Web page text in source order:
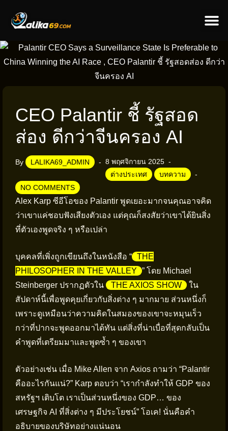
CEO Palantir ชี้ รัฐสอด
ส่อง ดีกว่าจีนครอง AI
By LALIKA69_ADMIN
8 พฤศจิกายน 2025
ต่างประเทศ
บทความ
NO COMMENTS
Alex Karp ซีอีโอของ Palantir พูดเยอะมากจนคุณอาจคิด
ว่าเขาแค่ชอบฟังเสียงตัวเอง แต่คุณก็สงสัยว่าเขาได้ยินสิ่ง
ที่ตัวเองพูดจริง ๆ หรือเปล่า
บุคคลที่เพิ่งถูกเขียนถึงในหนังสือ “ THE
PHILOSOPHER IN THE VALLEY
” โดย Michael
Steinberger ปรากฏตัวใน
THE AXIOS SHOW
ใน
สัปดาห์นี้เพื่อพูดคุยเกี่ยวกับสิ่งต่าง ๆ มากมาย ส่วนหนึ่งก็
เพราะดูเหมือนว่าความคิดในสมองของเขาจะหมุนเร็ว
กว่าที่ปากจะพูดออกมาได้ทัน แต่สิ่งที่น่าเบื่อที่สุดกลับเป็น
คำพูดที่เตรียมมาและพูดซ้ำ ๆ ของเขา
ตัวอย่างเช่น เมื่อ Mike Allen จาก Axios ถามว่า “Palantir
คืออะไรกันแน่?” Karp ตอบว่า “เรากำลังทำให้ GDP ของ
สหรัฐฯ เติบโต เราเป็นส่วนหนึ่งของ GDP… ของ
เศรษฐกิจ AI ที่สิ่งต่าง ๆ มีประโยชน์” โอเค! นั่นคือคำ
อธิบายของบริษัทอย่างแน่นอน